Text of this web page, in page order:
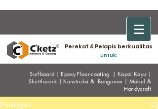
Perekat & Pelapis berkualitas
untuk:
Surfboard |EpoxyFloor-coating |Kapal Kayu |
Shuttlecock |Konstruksi & Bangunan | Mebel &
Handycraft
Postingan